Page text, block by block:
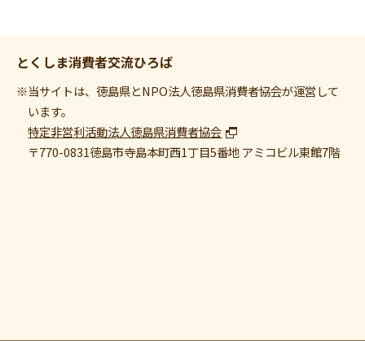
とくしま消費者交流ひろば
※当サイトは、徳島県とNPO法人徳島県消費者協会が運営して
います。
特定非営利活動法人徳島県消費者協会
〒770-0831徳島市寺島本町西1丁目5番地 アミコビル東館7階